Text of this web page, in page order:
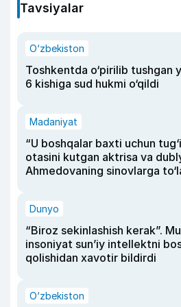
Tavsiyalar
O‘zbekiston
Toshkentda o‘pirilib tushgan
6 kishiga sud hukmi o‘qildi
Madaniyat
“U boshqalar baxti uchun
otasini kutgan aktrisa va
Ahmedovaning sinovlarga
Dunyo
“Biroz sekinlashish kerak”.
insoniyat sun’iy intellektni
qolishidan xavotir bildirdi
O‘zbekiston